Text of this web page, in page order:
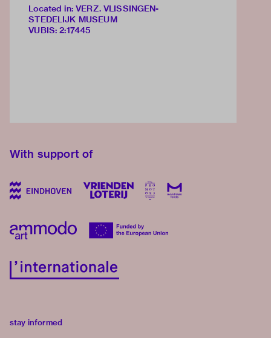
Located in: VERZ. VLISSINGEN-
STEDELIJK MUSEUM
VUBIS: 2:17445
With support of
stay informed